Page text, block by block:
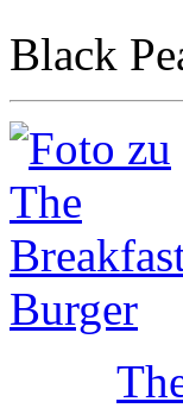
Black